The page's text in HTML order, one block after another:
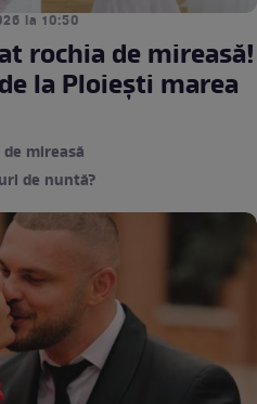
la 10:50
rochia de mireasă!
la Ploiești marea
mireasă
de nuntă?